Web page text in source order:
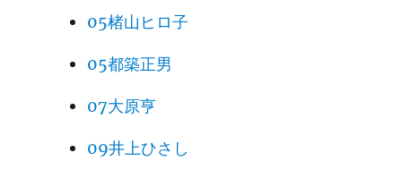
05楮山ヒロ子
05都築正男
07大原亨
09井上ひさし